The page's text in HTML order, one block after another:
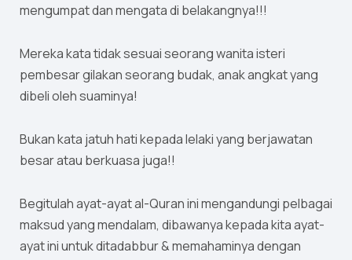
mengumpat dan mengata di belakangnya!!!
Mereka kata tidak sesuai seorang wanita isteri
pembesar gilakan seorang budak, anak angkat yang
dibeli oleh suaminya!
Bukan kata jatuh hati kepada lelaki yang berjawatan
besar atau berkuasa juga!!
Begitulah ayat-ayat al-Quran ini mengandungi pelbagai
maksud yang mendalam, dibawanya kepada kita ayat-
ayat ini untuk ditadabbur & memahaminya dengan